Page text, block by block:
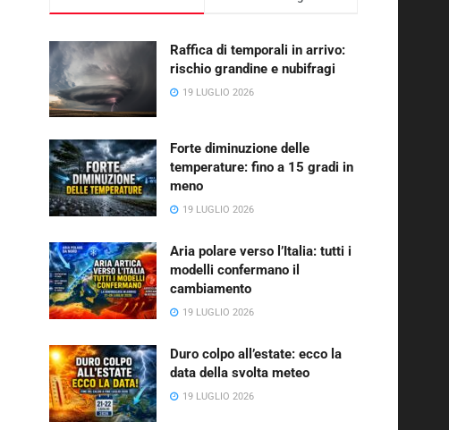
Raffica di temporali in arrivo:
rischio grandine e nubifragi
19 LUGLIO 2026
Forte diminuzione delle
temperature: fino a 15 gradi in
meno
19 LUGLIO 2026
Aria polare verso l’Italia: tutti i
modelli confermano il
cambiamento
19 LUGLIO 2026
Duro colpo all’estate: ecco la
data della svolta meteo
19 LUGLIO 2026